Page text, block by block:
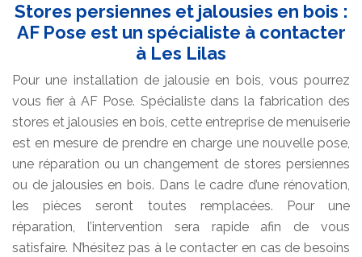
Stores persiennes et jalousies en bois :
AF Pose est un spécialiste à contacter
à Les Lilas
Pour une installation de jalousie en bois, vous pourrez
vous fier à AF Pose. Spécialiste dans la fabrication des
stores et jalousies en bois, cette entreprise de menuiserie
est en mesure de prendre en charge une nouvelle pose,
une réparation ou un changement de stores persiennes
ou de jalousies en bois. Dans le cadre d’une rénovation,
les pièces seront toutes remplacées. Pour une
réparation, l’intervention sera rapide afin de vous
satisfaire. N’hésitez pas à le contacter en cas de besoins